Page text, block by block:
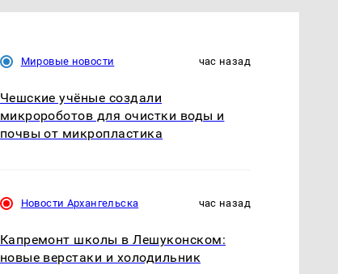
Мировые новости час назад
Чешские учёные создали
микророботов для очистки воды и
почвы от микропластика
Новости Архангельска час назад
Капремонт школы в Лешуконском:
новые верстаки и холодильник